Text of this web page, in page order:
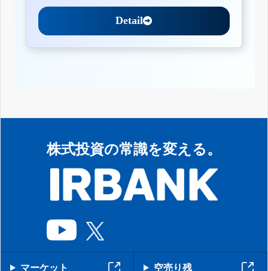
Detail
株式投資の常識を変える。
マーケット 空売り残